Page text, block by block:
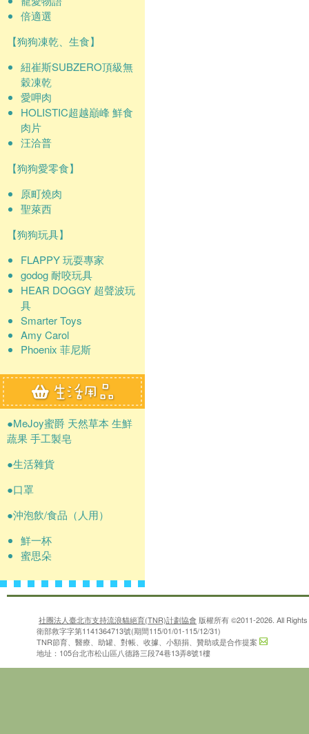
倍適選
【狗狗凍乾、生食】
紐崔斯SUBZERO頂級無
穀凍乾
愛呷肉
HOLISTIC超越巔峰 鮮食
肉片
汪洽普
【狗狗愛零食】
原町燒肉
聖萊西
【狗狗玩具】
FLAPPY 玩耍專家
godog 耐咬玩具
HEAR DOGGY 超聲波玩
具
Smarter Toys
Amy Carol
Phoenix 菲尼斯
●MeJoy蜜爵 天然草本 生鮮
蔬果 手工製皂
●生活雜貨
●口罩
●沖泡飲/食品（人用）
鮮一杯
蜜思朵
社團法人臺北市支持流浪貓絕育(TNR)計劃協會 版權所有 ©2011-2026. All
衛部救字字第1141364713號(期間115/01/01-115/12/31)
TNR節育、醫療、助罐、對帳、收據、小額捐、贊助或是合作提案
地址：105台北市松山區八德路三段74巷13弄8號1樓